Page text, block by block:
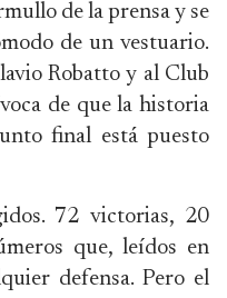
de la prensa y se
de un vestuario.
Robatto y al Club
de que la historia
final está puesto
72 victorias, 20
que, leídos en
defensa. Pero el